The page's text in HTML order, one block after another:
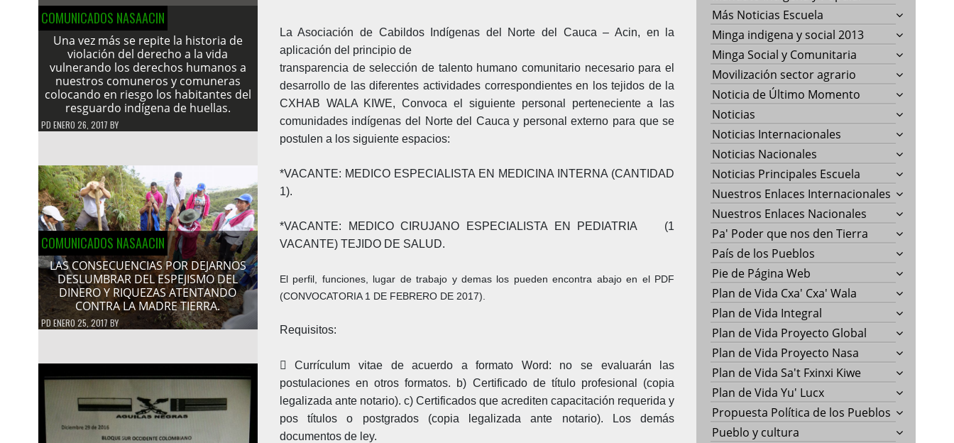
COMUNICADOS NASAACIN
Una vez más se repite la historia de
violación del derecho a la vida
vulnerando los derechos humanos a
nuestros comuneros y comuneras
colocando en riesgo los habitantes del
resguardo indígena de huellas.
PD ENERO 26, 2017 BY
COMUNICADOS NASAACIN
LAS CONSECUENCIAS POR DEJARNOS
DESLUMBRAR DEL ESPEJISMO DEL
DINERO Y RIQUEZAS ATENTANDO
CONTRA LA MADRE TIERRA.
PDENERO 25, 2017 BY
La Asociación de Cabildos Indígenas del Norte del Cauca – Acin, en la
aplicación del principio de
transparencia de selección de talento humano comunitario necesario para el
desarrollo de lasdiferentes actividades correspondientes en los tejidos de la
CXHAB WALA KIWE, Convoca el siguiente personal perteneciente a las
comunidades indígenas del Norte del Cauca y personalexterno para que se
postulen a los siguiente espacios:
*VACANTE: MEDICO ESPECIALISTA EN MEDICINA INTERNA (CANTIDAD
1).
*VACANTE: MEDICO CIRUJANO ESPECIALISTA EN PEDIATRIA (1
VACANTE) TEJIDO DE SALUD.
El perfil, funciones, lugar de trabajo y demas los pueden encontra abajo en el PDF
(CONVOCATORIA 1 DE FEBRERO DE 2017).
Requisitos:
 Currículum vitae de acuerdo a formato Word: no se evaluarán las
postulaciones en otrosformatos. b) Certificado de título profesional (copia
legalizada ante notario). c) Certificadosque acrediten capacitación requerida y
pos títulos o postgrados (copia legalizada ante notario). Los demás
documentos de ley.
Más Noticias Escuela
Minga indigena y social 2013
Minga Social y Comunitaria
Movilización sector agrario
Noticia de Último Momento
Noticias
Noticias Internacionales
Noticias Nacionales
Noticias Principales Escuela
Nuestros Enlaces Internacionales
Nuestros Enlaces Nacionales
Pa' Poder que nos den Tierra
País de los Pueblos
Pie de Página Web
Plan de Vida Cxa' Cxa' Wala
Plan de Vida Integral
Plan de Vida Proyecto Global
Plan de Vida Proyecto Nasa
Plan de Vida Sa't Fxinxi Kiwe
Plan de Vida Yu' Lucx
Propuesta Política de los Pueblos
Pueblo y cultura